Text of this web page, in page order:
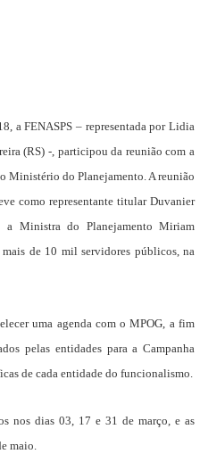
a FENASPS – representada por Lidia
(RS) -, participou da reunião com a
Ministério do Planejamento. A reunião
como representante titular Duvanier
a Ministra do Planejamento Miriam
de 10 mil servidores públicos, na
uma agenda com o MPOG, a fim
pelas entidades para a Campanha
de cada entidade do funcionalismo.
nos dias 03, 17 e 31 de março, e as
maio.